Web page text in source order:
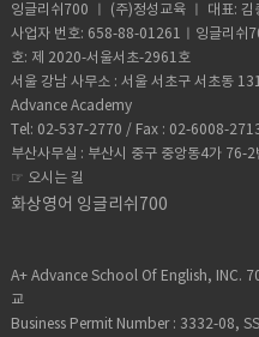
잉글리쉬700 ㅣ (주)정성교육 ㅣ 대표: 김
사업자 번호: 658-88-01261ㅣ잉글리쉬
호: 제 2020-서울서초-2961호
서울 강남 사무소 : 서울 서초구 서초동
Advance Academy
Tel: 02-537-2770 / Fax : 02-6008-
부산사무실 : 부산시 중구 중앙동4가
☞ 오시는 길
화상영어 잉글리쉬700
A+ Advance School Of English, INC.
교
Business Permit Number : 3332-08,